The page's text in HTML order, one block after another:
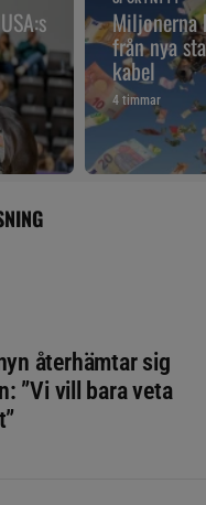
Miljonerna
från nya
kabel
4 timmar
återhämtar sig
”Vi vill bara veta